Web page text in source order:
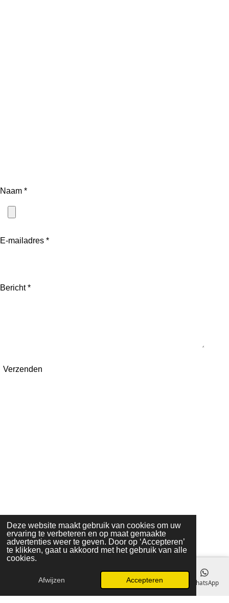
Deze website maakt gebruik van cookies om uw
ervaring te verbeteren en op maat gemaakte
advertenties weer te geven. Door op ‘Accepteren’
te klikken, gaat u akkoord met het gebruik van alle
cookies.
Afwijzen Accepteren
Naam *
E-mailadres *
Bericht *
Verzenden
E-mailadres Telefoonnummer Kaart Instagram WhatsApp